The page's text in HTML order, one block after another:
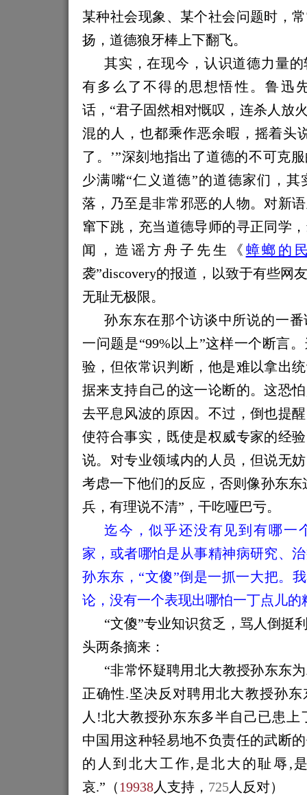
某种社会现象、某个社会问题时，
扬，道德狼牙棒上下翻飞。
其实，在现今，认识道德力量
有多么了不得的思想悟性。鲁迅
话，“君子固然相对慨叹， 连杀人放
混的人
，也都乘作恶余暇，摇着头
了。 ’”深刻地指出了道德的不可克
少满嘴“仁义道德”的道德家们，
落，乃至是非常邪恶的人物。对新
窜下跳 ， 充当道德导师的寻正同学
闻，造谣方舟子先生
《 蟑螂的
袭”discovery的报道，以致于有些网
无耻无极限。
孙东东在那个访谈中所说的一
一问题是“99%以上”这样一个断言
验，但依常识判断，他是难以拿出
据来支持自己的这一论断的。这恐
去平息风波的原因。 不过，倒也提
使符合事实，既使是权威专家的经
说。对专业领域内的人员，但说无
考虑一下他们的反应，否则像孙东
兵，有理说不清”，干吃哑巴亏。
迄今，似乎还没有见到有哪一
家，或者哪怕是从事精神病研究、
孙东东，“文傻”倒是一抓一大把。
论，没有一个表现出哪怕一丁点儿的
“文傻”专业知识贫乏，骂人倒挺
头两条摘来：
“非常怀疑聘用北大教授孙东东
正确性.坚决反对聘用北大教授孙
人!北大教授孙东东多半自己已患上
中国用这种轻易地不负责任的武断
的人到北大工作,是北大的耻辱,
哀.”（19938人支持， 725人 反对）